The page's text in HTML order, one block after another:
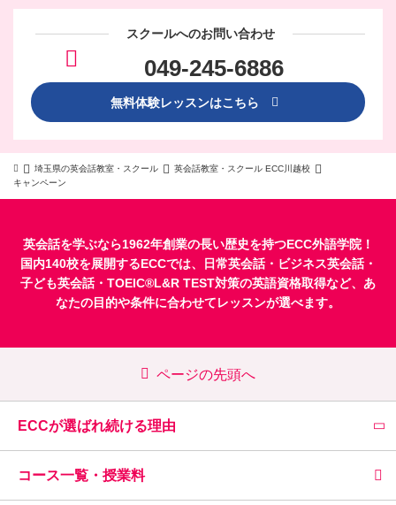
スクールへのお問い合わせ
049-245-6886
無料体験レッスンはこちら
埼玉県の英会話教室・スクール
英会話教室・スクール ECC川越校
キャンペーン
英会話を学ぶなら1962年創業の長い歴史を持つECC外語学院！
国内140校を展開するECCでは、
日常英会話・ ビジネス英会話・
子ども英会話・ TOEIC®L&R TEST対策の英語資格取得など、あ
なたの目的や条件に合わせてレッスンが選べます。
ページの先頭へ
ECCが選ばれ続ける理由
コース一覧・授業料